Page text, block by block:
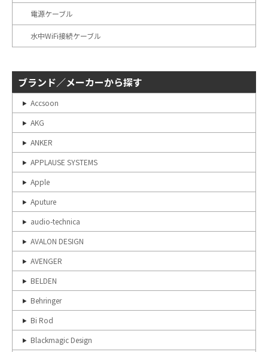
電源ケーブル
水中WiFi接続ケーブル
ブランド／メーカーから探す
Accsoon
AKG
ANKER
APPLAUSE SYSTEMS
Apple
Aputure
audio-technica
AVALON DESIGN
AVENGER
BELDEN
Behringer
Bi Rod
Blackmagic Design